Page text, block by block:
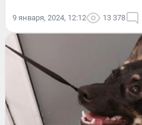
9 января, 2024, 12:12 13 378